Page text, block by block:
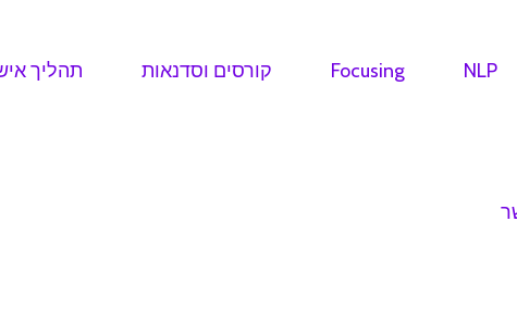
NLP
Focusing קורסים וסדנאות תהליך